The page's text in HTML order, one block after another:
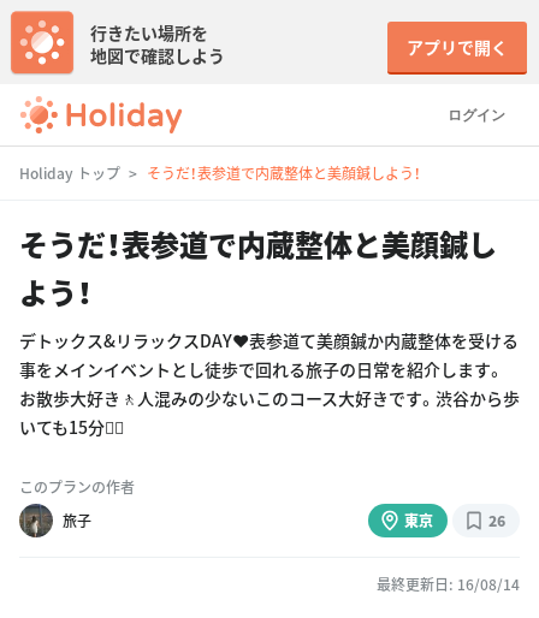
ログイン
行きたい場所を
地図で確認しよう
アプリで開く
Holiday トップ そうだ！表参道で内蔵整体と美顔鍼しよう！
そうだ！表参道で内蔵整体と美顔鍼し
よう！
デトックス&リラックスDAY❤️表参道て美顔鍼か内蔵整体を受ける
事をメインイベントとし徒歩で回れる旅子の日常を紹介します。
お散歩大好き🚶人混みの少ないこのコース大好きです。渋谷から歩
いても15分👍🏻
このプランの作者
旅子
東京 26
最終更新日: 16/08/14